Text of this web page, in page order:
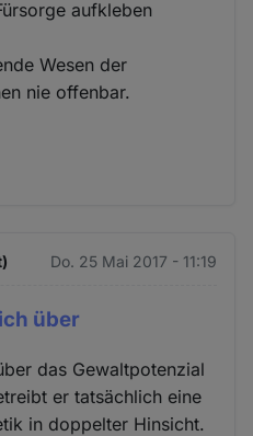
aufkleben
Wesen der
nie offenbar.
Do. 25 Mai 2017 - 11:19
über
das Gewaltpotenzial
er tatsächlich eine
in doppelter Hinsicht.